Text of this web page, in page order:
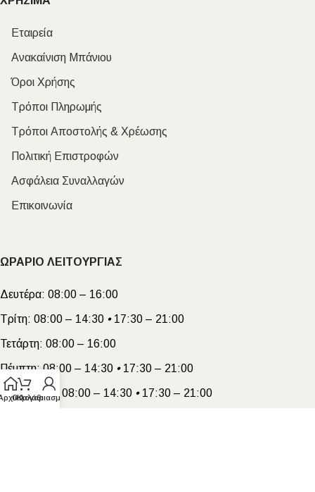
Εταιρεία
Ανακαίνιση Μπάνιου
Όροι Χρήσης
Τρόποι Πληρωμής
Τρόποι Αποστολής & Χρέωσης
Πολιτική Επιστροφών
Ασφάλεια Συναλλαγών
Επικοινωνία
ΩΡΑΡΙΟ ΛΕΙΤΟΥΡΓΙΑΣ
Δευτέρα: 08:00 – 16:00
Τρίτη: 08:00 – 14:30 •17:30 – 21:00
Τετάρτη: 08:00 – 16:00
Πέμπτη:08:00 – 14:30 •17:30 – 21:00
Παρασκευή: 08:00 – 14:30 •17:30 – 21:00
Καλάθι
Ο λογαριασμός μου